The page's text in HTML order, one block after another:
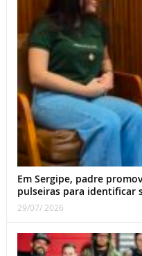
Em Sergipe, padre
pulseiras para identificar
29/07/ 2026